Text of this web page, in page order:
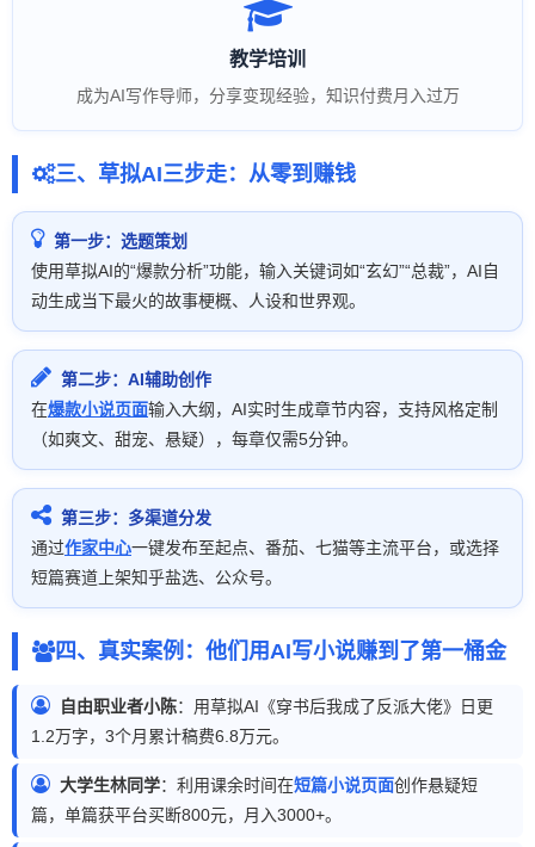
教学培训
成为AI写作导师，分享变现经验，知识付费月入过万
三、草拟AI三步走：从零到赚钱
第一步：选题策划
使用草拟AI的“爆款分析”功能，输入关键词如“玄幻”“总裁”，AI自
动生成当下最火的故事梗概、人设和世界观。
第二步：AI辅助创作
在爆款小说页面输入大纲，AI实时生成章节内容，支持风格定制
（如爽文、甜宠、悬疑），每章仅需5分钟。
第三步：多渠道分发
通过作家中心一键发布至起点、番茄、七猫等主流平台，或选择
短篇赛道上架知乎盐选、公众号。
四、真实案例：他们用AI写小说赚到了第一桶金
自由职业者小陈：用草拟AI《穿书后我成了反派大佬》日更
1.2万字，3个月累计稿费6.8万元。
大学生林同学：利用课余时间在短篇小说页面创作悬疑短
篇，单篇获平台买断800元，月入3000+。